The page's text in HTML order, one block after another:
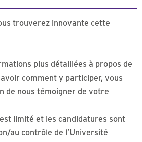
trouverez innovante cette
plus détaillées à propos de
comment y participer, vous
de nous témoigner de votre
limité et les candidatures sont
au contrôle de l’Université